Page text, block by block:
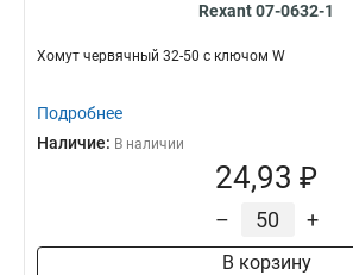
Rexant 07-0632-1
Хомут червячный 32-50 с ключом W
Подробнее
Наличие: В наличии
24,93 ₽
– +
В корзину